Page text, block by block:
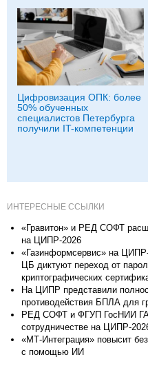
Цифровизация ОПК: более
50% обученных
специалистов Петербурга
получили IT-компетенции
ИНТЕРЕСНЫЕ ССЫЛКИ
«Гравитон» и РЕД СОФТ
на ЦИПР-2026
«Газинформсервис» на
ЦБ диктуют переход от
криптографических
На ЦИПР представили
противодействия БПЛА для
РЕД СОФТ и ФГУП ГосНИИ ГА
сотрудничестве на ЦИПР-
«МТ-Интеграция» повысит
с помощью ИИ